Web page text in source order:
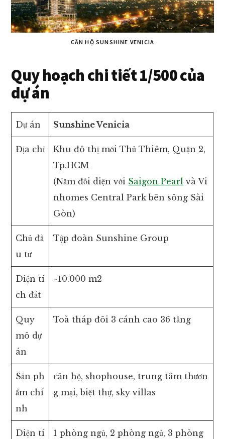
CĂN HỘ SUNSHINE VENICIA
Quy hoạch chi tiết 1/500 của
dự án
Dự án Sunshine Venicia
Địa chỉ
Khu đô thị mới Thủ Thiêm, Quận 2,
Tp.HCM
(Nằm đối diện với Saigon Pearl và Vi
nhomes Central Park bên sông Sài
Gòn)
Chủ đầ
u tư
Tập đoàn Sunshine Group
Diện tí
ch đất
~10.000 m2
Quy
mô dự
án
Toà tháp đôi 3 cánh cao 36 tầng
Sản ph
ẩm chí
nh
căn hộ, shophouse, trung tâm thươn
g mại, biệt thự, sky villas
Diện tí 1 phòng ngủ, 2 phòng ngủ, 3 phòng